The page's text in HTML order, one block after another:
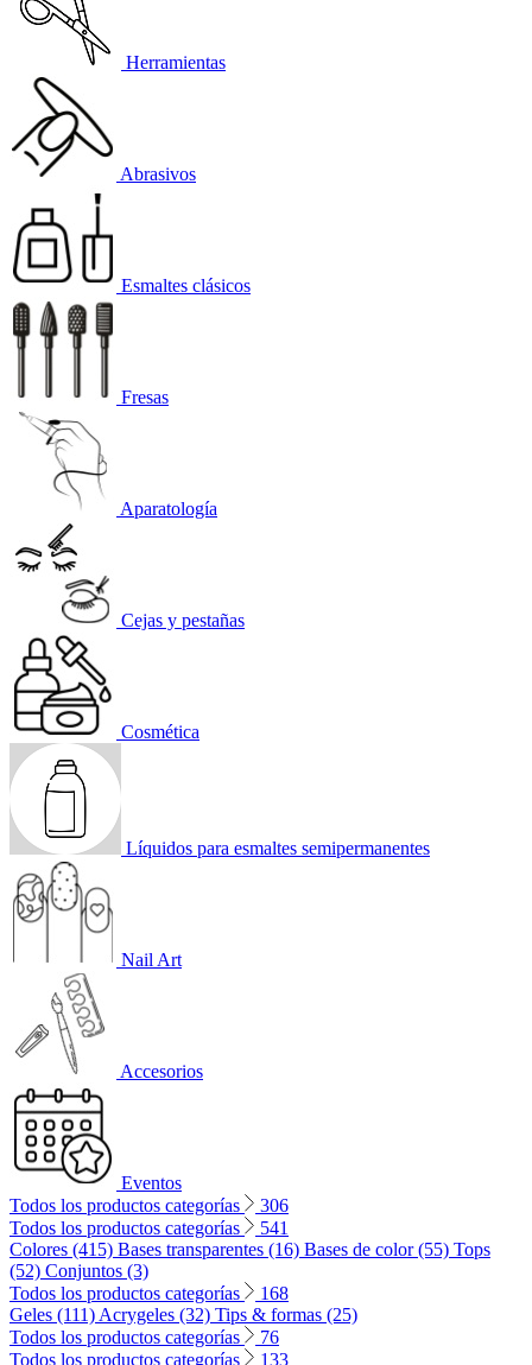
Herramientas
Abrasivos
Esmaltes clásicos
Fresas
Aparatología
Cejas y pestañas
Cosmética
Líquidos para esmaltes semipermanentes
Nail Art
Accesorios
Eventos
Todos los productos categorías
306
Todos los productos categorías
541
Colores (415) Bases transparentes (16) Bases de color (55) Tops
(52) Conjuntos (3)
Todos los productos categorías
168
Geles (111) Acrygeles (32) Tips & formas (25)
Todos los productos categorías
76
Todos los productos categorías
133